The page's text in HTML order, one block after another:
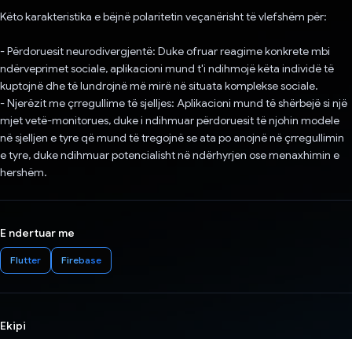
Këto karakteristika e bëjnë polaritetin veçanërisht të vlefshëm për:
- Përdoruesit neurodivergjentë: Duke ofruar reagime konkrete mbi
ndërveprimet sociale, aplikacioni mund t'i ndihmojë këta individë të
kuptojnë dhe të lundrojnë më mirë në situata komplekse sociale.
- Njerëzit me çrregullime të sjelljes: Aplikacioni mund të shërbejë si një
mjet vetë-monitorues, duke i ndihmuar përdoruesit të njohin modele
në sjelljen e tyre që mund të tregojnë se ata po anojnë në çrregullimin
e tyre, duke ndihmuar potencialisht në ndërhyrjen ose menaxhimin e
hershëm.
E ndertuar me
Flutter Firebase
Ekipi